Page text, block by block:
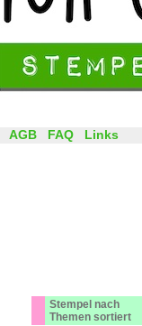
Stempel nach
Themen sortiert
AGB FAQ Links